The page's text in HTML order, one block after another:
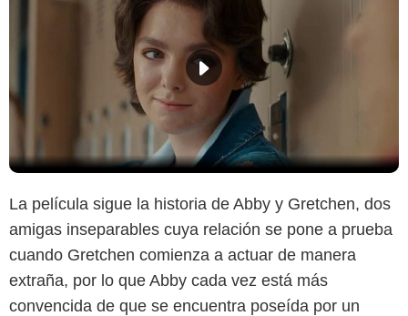
La película sigue la historia de Abby y Gretchen, dos
amigas inseparables cuya relación se pone a prueba
cuando Gretchen comienza a actuar de manera
extraña, por lo que Abby cada vez está más
convencida de que se encuentra poseída por un